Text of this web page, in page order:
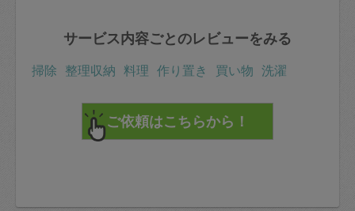
サービス内容ごとのレビューをみる
掃除 整理収納 料理 作り置き 買い物 洗濯